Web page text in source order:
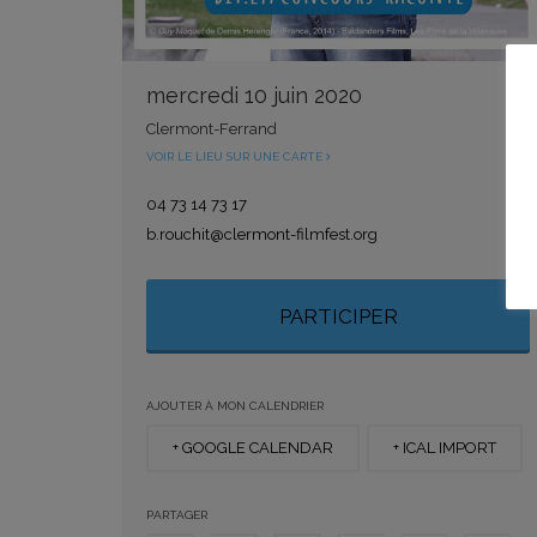
mercredi 10 juin 2020
Clermont-Ferrand
VOIR LE LIEU SUR UNE CARTE
04 73 14 73 17
b.rouchit@clermont-filmfest.org
PARTICIPER
AJOUTER À MON CALENDRIER
+ GOOGLE CALENDAR + ICAL IMPORT
PARTAGER